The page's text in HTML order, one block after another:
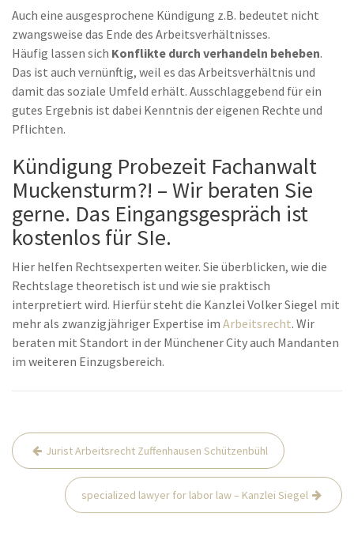
Auch eine ausgesprochene Kündigung z.B. bedeutet nicht
zwangsweise das Ende des Arbeitsverhältnisses.
Häufig lassen sich Konflikte durch verhandeln beheben.
Das ist auch vernünftig, weil es das Arbeitsverhältnis und
damit das soziale Umfeld erhält. Ausschlaggebend für ein
gutes Ergebnis ist dabei Kenntnis der eigenen Rechte und
Pflichten.
Kündigung Probezeit Fachanwalt
Muckensturm?! – Wir beraten Sie
gerne. Das Eingangsgespräch ist
kostenlos für SIe.
Hier helfen Rechtsexperten weiter. Sie überblicken, wie die
Rechtslage theoretisch ist und wie sie praktisch
interpretiert wird. Hierfür steht die Kanzlei Volker Siegel mit
mehr als zwanzigjähriger Expertise im Arbeitsrecht. Wir
beraten mit Standort in der Münchener City auch Mandanten
im weiteren Einzugsbereich.
Beitrags-
Navigation
Jurist Arbeitsrecht Zuffenhausen Schützenbühl
specialized lawyer for labor law – Kanzlei Siegel